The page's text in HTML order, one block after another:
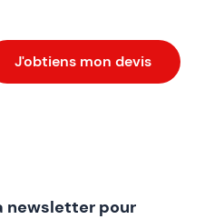
J'obtiens mon devis
newsletter pour